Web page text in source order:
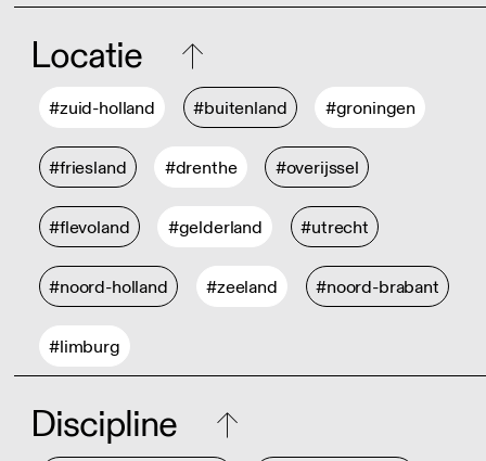
Locatie
#zuid-holland #buitenland #groningen
#friesland #drenthe #overijssel
#flevoland #gelderland #utrecht
#noord-holland #zeeland #noord-brabant
#limburg
Discipline